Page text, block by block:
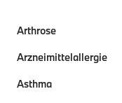
Arthrose
Arzneimittelallergie
Asthma